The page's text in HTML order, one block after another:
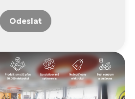
Odeslat